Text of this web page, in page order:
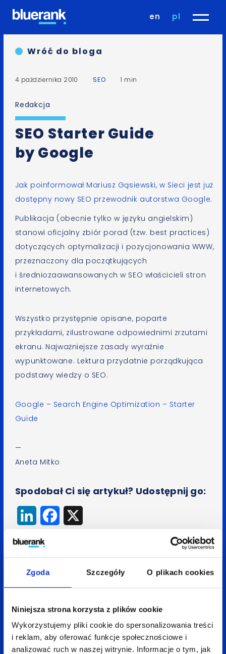
Zgoda Szczegóły O plikach cookies
Niniejsza strona korzysta z plików cookie
Wykorzystujemy pliki cookie do spersonalizowania treści
i reklam, aby oferować funkcje społecznościowe i
analizować ruch w naszej witrynie. Informacje o tym, jak
en pl
Wróć do bloga
4 października 2010 SEO 1 min
Redakcja
SEO Starter Guide
by Google
Jak poinformował Mariusz Gąsiewski, w Sieci jest już
dostępny nowy SEO przewodnik autorstwa Google.
Publikacja (obecnie tylko w języku angielskim)
stanowi oficjalny zbiór porad (tzw. best practices)
dotyczących optymalizacji i pozycjonowania WWW,
przeznaczony dla początkujących
i średniozaawansowanych w SEO właścicieli stron
internetowych.
Wszystko przystępnie opisane, poparte
przykładami, zilustrowane odpowiednimi zrzutami
ekranu. Najważniejsze zasady wyraźnie
wypunktowane. Lektura przydatnie porządkująca
podstawy wiedzy o SEO.
Google – Search Engine Optimization – Starter
Guide
—
Aneta Mitko
Spodobał Ci się artykuł? Udostępnij go:
LinkedInFacebook
Wróć do bloga
Zobacztakże: